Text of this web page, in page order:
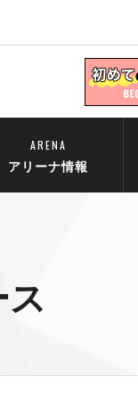
ARENA
アリーナ情報
ス